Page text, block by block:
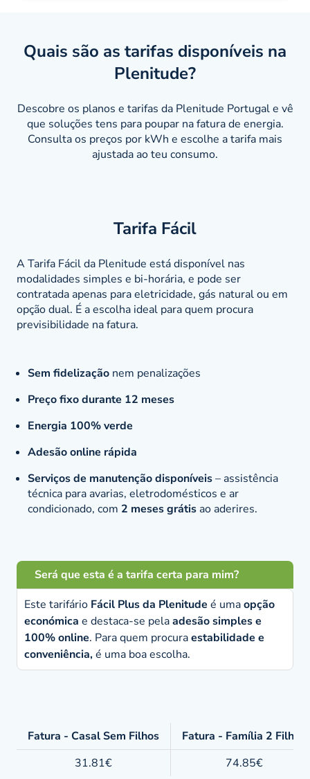
Quais são as tarifas disponíveis na
Plenitude?
Descobre os planos e tarifas da Plenitude Portugal e vê
que soluções tens para poupar na fatura de energia.
Consulta os preços por kWh e escolhe a tarifa mais
ajustada ao teu consumo.
Tarifa Fácil
A Tarifa Fácil da Plenitude está disponível nas
modalidades simples e bi-horária, e pode ser
contratada apenas para eletricidade, gás natural ou em
opção dual. É a escolha ideal para quem procura
previsibilidade na fatura.
Sem fidelização nem penalizações
Preço fixo durante 12 meses
Energia 100% verde
Adesão online rápida
Serviços de manutenção disponíveis– assistência
técnica para avarias, eletrodomésticos e ar
condicionado, com 2 meses grátis ao aderires.
Será que esta é a tarifa certa para mim?
Este tarifário Fácil Plus da Plenitude é umaopção
económica e destaca-se pelaadesão simples e
100% online. Para quem procuraestabilidade e
conveniência,é uma boa escolha.
Fatura - Casal Sem Filhos
Fatura - Família 2 Filhos
31.81€
74.85€